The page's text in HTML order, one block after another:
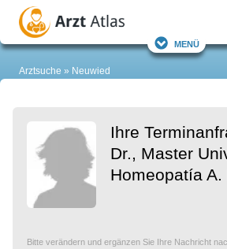
Menü
Arztsuche Neuwied
Ihre
Dr., Master
Homeopatía A.
Bitte verändern und ergänzen Sie Ihre Nachricht